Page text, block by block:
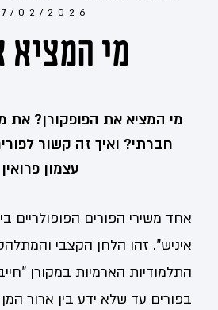
02/2026
מי המציא
מי המציא את הפופקורן? את
חברתי? ואיך זה קשור
עצמון פרואין
אחד משירי הפורים הפופולריים
איניש". זהו הלחן הקצבי
התלמודיות הארמיות במקורן
בפורים עד שלא ידע בין ארור